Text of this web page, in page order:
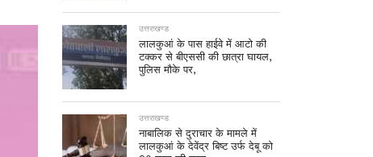
उत्तराखण्ड
लालकुआं के पास हाईवे में आटो की
टक्कर से बीएससी की छात्रा घायल,
पुलिस मौके पर,
उत्तराखण्ड
नाबालिक से दुराचार के मामले में
लालकुआं के देवेंद्र बिष्ट उर्फ देबू को